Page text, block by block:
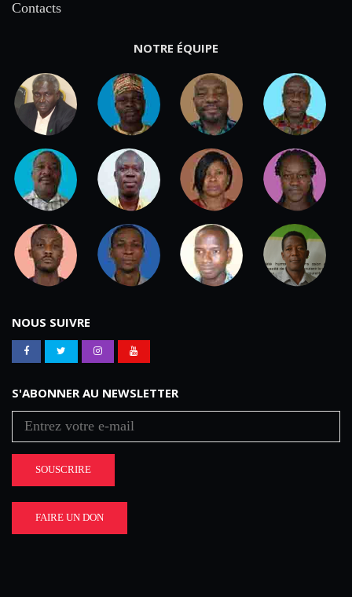
Contacts
NOTRE ÉQUIPE
NOUS SUIVRE
S'ABONNER AU NEWSLETTER
SOUSCRIRE
FAIRE UN DON